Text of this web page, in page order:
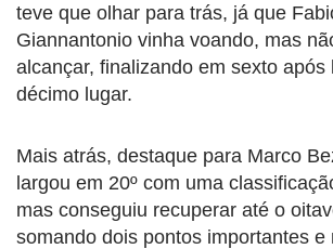
teve que olhar para trás, já que
Giannantonio vinha voando, mas
alcançar, finalizando em sexto após
décimo lugar.
Mais atrás, destaque para Marco
largou em 20º com uma
mas conseguiu recuperar até o
somando dois pontos importantes e